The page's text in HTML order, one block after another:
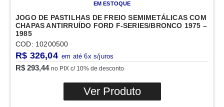
EM ESTOQUE
JOGO DE PASTILHAS DE FREIO SEMIMETÁLICAS COM
CHAPAS ANTIRRUÍDO FORD F-SERIES/BRONCO 1975 –
1985
COD: 10200500
R$ 326,04
R$ 293,44 no PIX c/ 10% de desconto
Ver Produto